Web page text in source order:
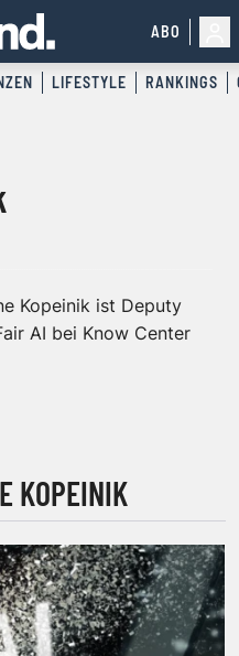
ABO
LIFESTYLE RANKINGS
Kopeinik ist Deputy
AI bei Know Center
KOPEINIK